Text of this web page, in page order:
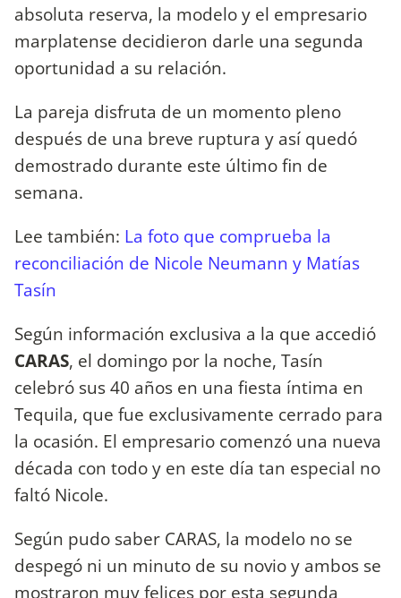
absoluta reserva, la modelo y el empresario
marplatense decidieron darle una segunda
oportunidad a su relación.
La pareja disfruta de un momento pleno
después de una breve ruptura y así quedó
demostrado durante este último fin de
semana.
Lee también: La foto que comprueba la
reconciliación de Nicole Neumann y Matías
Tasín
Según información exclusiva a la que accedió
CARAS, el domingo por la noche, Tasín
celebró sus 40 años en una fiesta íntima en
Tequila, que fue exclusivamente cerrado para
la ocasión. El empresario comenzó una nueva
década con todo y en este día tan especial no
faltó Nicole.
Según pudo saber CARAS, la modelo no se
despegó ni un minuto de su novio y ambos se
mostraron muy felices por esta segunda